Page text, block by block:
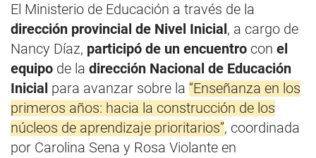
El Ministerio de Educación a través de la
dirección provincial de Nivel Inicial , a cargo de
Nancy Díaz, participó de un encuentro con el
equipo de la dirección Nacional de Educación
Inicial para avanzar sobre la “Enseñanza en los
primeros años: hacia la construcción de los
núcleos de aprendizaje prioritarios”, coordinada
por Carolina Sena y Rosa Violante en